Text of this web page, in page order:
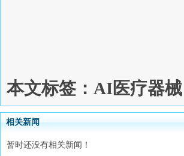
本文标签：AI医疗器械
相关新闻
暂时还没有相关新闻！